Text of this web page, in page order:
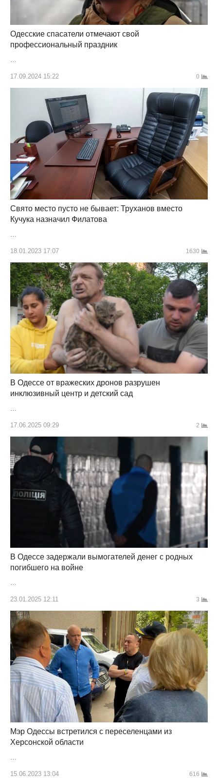
Одесские спасатели отмечают свой
профессиональный праздник
…
17.09.2024 15:22 0
Свято место пусто не бывает: Труханов вместо
Кучука назначил Филатова
18.01.2023 17:07 1630
В Одессе от вражеских дронов разрушен
инклюзивный центр и детский сад
…
17.06.2025 09:29 2
В Одессе задержали вымогателей денег с родных
погибшего на войне
…
23.01.2025 12:11 3
Мэр Одессы встретился с переселенцами из
Херсонской области
15.06.2023 13:04 616